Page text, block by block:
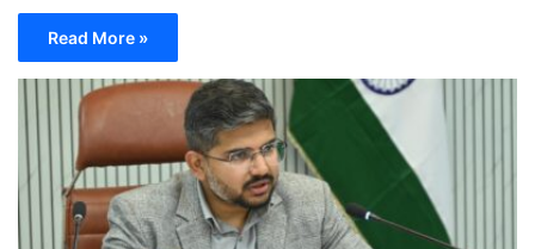
Read More »